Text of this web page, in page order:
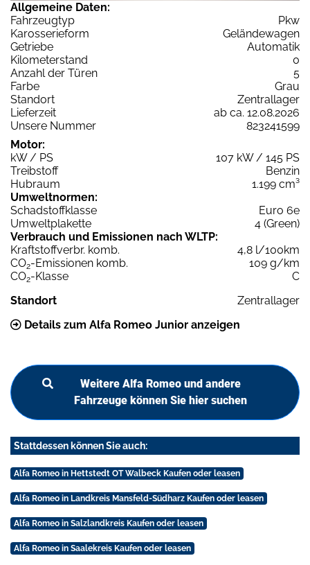
Allgemeine Daten:
Fahrzeugtyp
Pkw
Karosserieform
Geländewagen
Getriebe
Automatik
Kilometerstand
0
Anzahl der Türen
5
Farbe
Grau
Standort
Zentrallager
Lieferzeit
ab ca. 12.08.2026
Unsere Nummer
823241599
Motor:
kW / PS
107 kW / 145 PS
Treibstoff
Benzin
Hubraum
1.199 cm³
Umweltnormen:
Schadstoffklasse
Euro 6e
Umweltplakette
4 (Green)
Verbrauch und Emissionen nach WLTP:
Kraftstoffverbr. komb.
4,8 l/100km
CO2-Emissionen komb.
109 g/km
CO2-Klasse
C
Standort
Zentrallager
Details zum Alfa Romeo Junior anzeigen
Weitere Alfa Romeo und andere
Fahrzeuge können Sie hier suchen
Stattdessen können Sie auch:
Alfa Romeo in Hettstedt OT Walbeck Kaufen oder leasen
Alfa Romeo in Landkreis Mansfeld-Südharz Kaufen oder leasen
Alfa Romeo in Salzlandkreis Kaufen oder leasen
Alfa Romeo in Saalekreis Kaufen oder leasen